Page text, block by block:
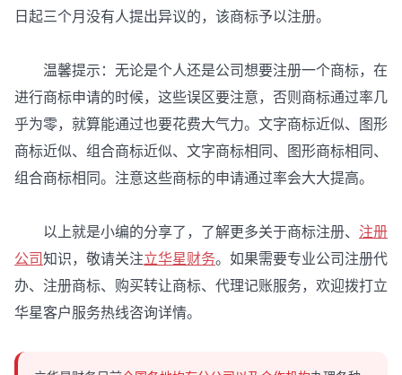
日起三个月没有人提出异议的，该商标予以注册。
温馨提示：无论是个人还是公司想要注册一个商标，在
进行商标申请的时候，这些误区要注意，否则商标通过率几
乎为零，就算能通过也要花费大气力。文字商标近似、图形
商标近似、组合商标近似、文字商标相同、图形商标相同、
组合商标相同。注意这些商标的申请通过率会大大提高。
以上就是小编的分享了，了解更多关于商标注册、 注册
公司知识，敬请关注立华星财务。如果需要专业公司注册代
办、注册商标、购买转让商标、代理记账服务，欢迎拨打立
华星客户服务热线咨询详情。